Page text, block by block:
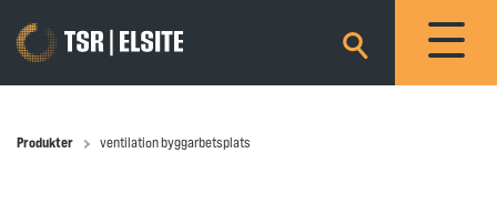
×
Produkter ventilation byggarbetsplats